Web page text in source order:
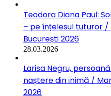
Teodora Diana Paul:
– pe înțelesul tuturor
București 2026
28.03.2026
Larisa Negru,
naștere din inimă /
2026